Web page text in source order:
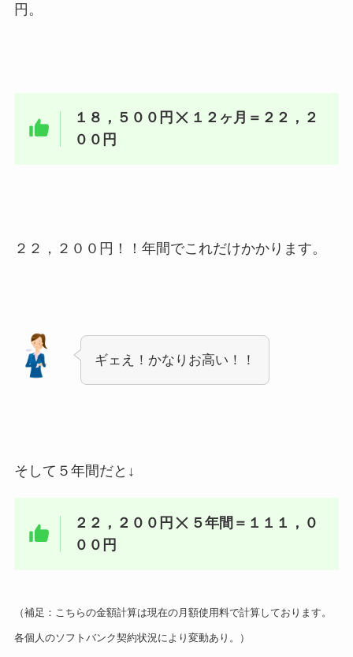
円。
１８，５００円
１２ヶ月＝２２，２
００円
２２，２００円！！年間でこれだけかかります。
ギェえ！かなりお高い！！
そして５年間だと↓
２２，２００円
５年間＝１１１，０
００円
（補足：こちらの金額計算は現在の月額使用料で計算しております。
各個人のソフトバンク契約状況により変動あり。）